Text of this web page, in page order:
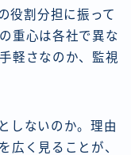
役割分担に振って
重心は各社で異な
軽さなのか、監視
しないのか。理由
広く見ることが、